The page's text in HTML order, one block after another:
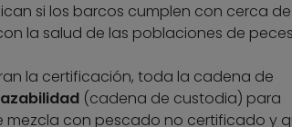
si los barcos cumplen con cerca
la salud de las poblaciones de
la certificación, toda la cadena de
(cadena de custodia) para
con pescado no certificado y